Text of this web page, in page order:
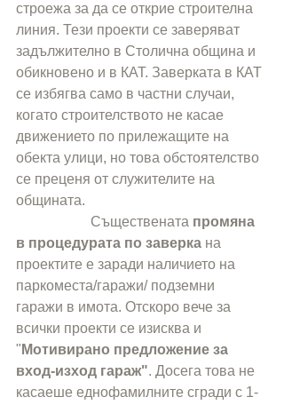
строежа за да се открие строителна
линия. Тези проекти се заверяват
задължително в Столична община и
обикновено и в КАТ. Заверката в КАТ
се избягва само в частни случаи,
когато строителството не касае
движението по прилежащите на
обекта улици, но това обстоятелство
се преценя от служителите на
общината.
                     Съществената
промяна
в процедурата по заверка на
проектите е заради наличието на
паркоместа/гаражи/ подземни
гаражи в имота. Отскоро вече за
всички проекти се изисква и
" Мотивирано предложение за
вход-изход гараж". Досега това не
касаеше еднофамилните сгради с 1-